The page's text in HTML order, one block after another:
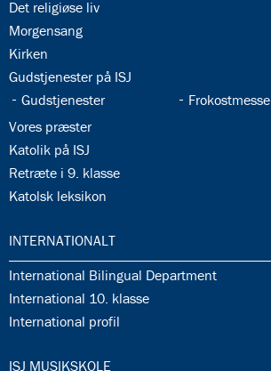
35.1:
Det religiøse liv
35.2:
Morgensang
35.3:
Kirken
35.4:
Gudstjenester på ISJ
35.5:
Gudstjenester 35.6:
Frokostmesse
35.7:
Vores præster
35.8:
Katolik på ISJ
35.9:
Retræte i 9. klasse
35.10:
Katolsk leksikon
36.0:
INTERNATIONALT
36.1:
International Bilingual Department
36.2:
International 10. klasse
36.3:
International profil
37.0:
ISJ MUSIKSKOLE